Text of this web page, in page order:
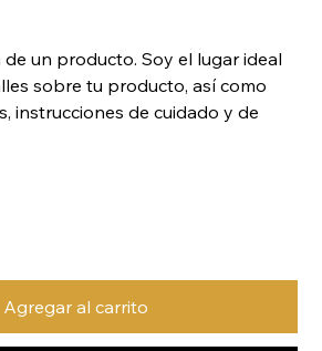
un producto. Soy el lugar ideal
sobre tu producto, así como
instrucciones de cuidado y de
Agregar al carrito